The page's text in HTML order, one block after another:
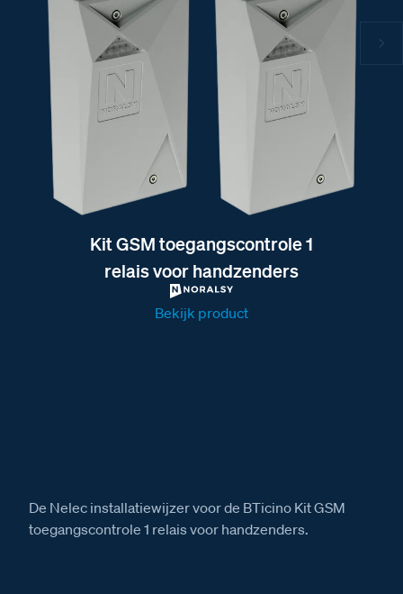
Kit GSM toegangscontrole 1
relais voor handzenders
Bekijk product
De Nelec installatiewijzer voor de BTicino Kit GSM
toegangscontrole 1 relais voor handzenders.